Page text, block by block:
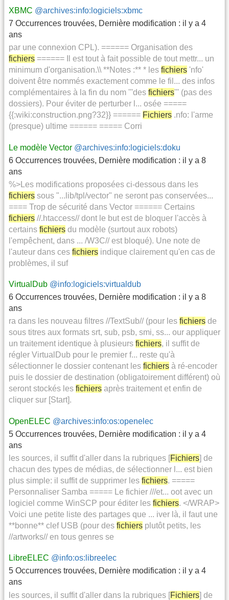
XBMC @archives:info:logiciels:xbmc
7 Occurrences trouvées, Dernière modification : il y a 4
ans
par une connexion CPL). ====== Organisation des
fichiers ====== Il est tout à fait possible de tout mettr... un
minimum d'organisation.\\ **Notes :** * les fichiers 'nfo'
doivent être nommés exactement comme le fil... des infos
complémentaires à la fin du nom '''des fichiers''' (pas des
dossiers). Pour éviter de perturber l... osée =====
{{:wiki:construction.png?32}} ====== Fichiers .nfo: l'arme
(presque) ultime ====== ===== Corri
Le modèle Vector @archives:info:logiciels:doku
6 Occurrences trouvées, Dernière modification : il y a 8
ans
%>Les modifications proposées ci-dessous dans les
fichiers sous "...lib/tpl/vector" ne seront pas conservées...
==== Trop de sécurité dans Vector ====== Certains
fichiers //.htaccess// dont le but est de bloquer l'accès à
certains fichiers du modèle (surtout aux robots)
l'empêchent, dans ... /W3C// est bloqué). Une note de
l'auteur dans ces fichiers indique clairement qu'en cas de
problèmes, il suf
VirtualDub @info:logiciels:virtualdub
6 Occurrences trouvées, Dernière modification : il y a 8
ans
ra dans les nouveau filtres //TextSub// (pour les fichiers de
sous titres aux formats srt, sub, psb, smi, ss... our appliquer
un traitement identique à plusieurs fichiers, il suffit de
régler VirtualDub pour le premier f... reste qu'à
sélectionner le dossier contenant les fichiers à ré-encoder
puis le dossier de destination (obligatoirement différent) où
seront stockés les fichiers après traitement et enfin de
cliquer sur [Start].
OpenELEC @archives:info:os:openelec
5 Occurrences trouvées, Dernière modification : il y a 4
ans
les sources, il suffit d'aller dans la rubriques [Fichiers] de
chacun des types de médias, de sélectionner l... est bien
plus simple: il suffit de supprimer les fichiers. =====
Personnaliser Samba ===== Le fichier ///et... oot avec un
logiciel comme WinSCP pour éditer les fichiers. </WRAP>
Voici une petite liste des partages que ... iver là, il faut une
**bonne** clef USB (pour des fichiers plutôt petits, les
//artworks// en tous genres se
LibreELEC @info:os:libreelec
5 Occurrences trouvées, Dernière modification : il y a 4
ans
les sources, il suffit d'aller dans la rubriques [Fichiers] de